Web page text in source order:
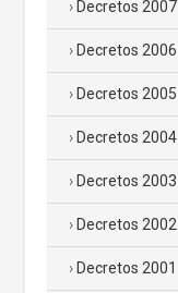
Decretos 2007
Decretos 2006
Decretos 2005
Decretos 2004
Decretos 2003
Decretos 2002
Decretos 2001